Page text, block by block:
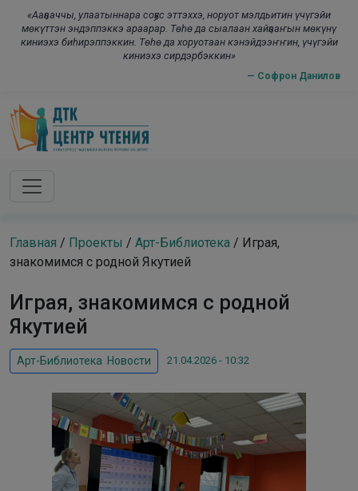
«Ааҕааччы, улаатыннара соҕус эттэххэ, норуот мэлдьитин үчүгэйи
мөкүттэн эндэппэккэ араарар. Төһө да сыалаан хайҕааҥын мөкүнү
киниэхэ биһирэппэккин. Төһө да хоруотаан кэнэйдээҥҥин, үчүгэйи
киниэхэ сирдэрбэккин»
— Софрон Данилов
Skip to main content
Главная / Проекты / Арт-Библиотека / Играя,
знакомимся с родной Якутией
Играя, знакомимся с родной
Якутией
Арт-Библиотека Новости 21.04.2026 - 10:32